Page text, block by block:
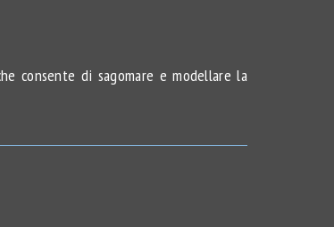
consente di sagomare e modellare la